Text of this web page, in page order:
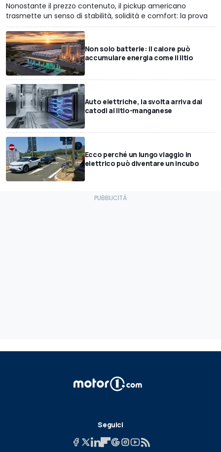
Nonostante il prezzo contenuto, il pickup americano
trasmette un senso di stabilità, solidità e comfort: la prova
Non solo batterie: il calore può
accumulare energia come il litio
Auto elettriche, la svolta arriva dai
catodi al litio-manganese
Ecco perché un lungo viaggio in
elettrico può diventare un incubo
Seguici